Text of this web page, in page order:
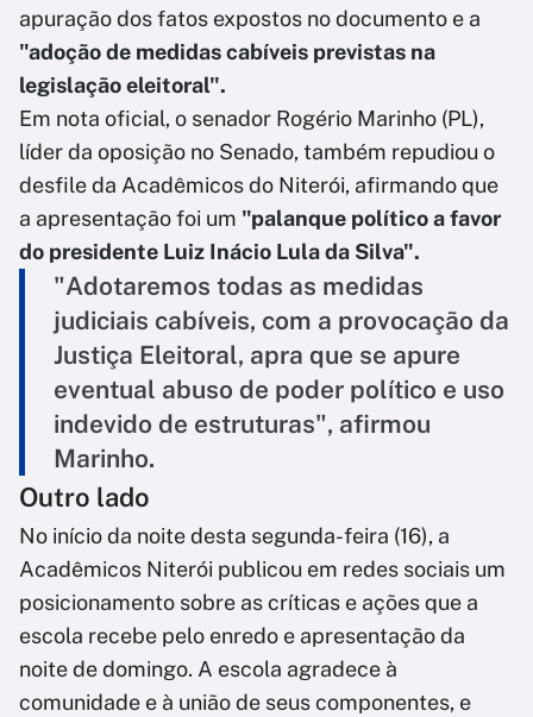
apuração dos fatos expostos no documento e a
"adoção de medidas cabíveis previstas na
legislação eleitoral".
Em nota oficial, o senador Rogério Marinho (PL),
líder da oposição no Senado, também repudiou o
desfile da Acadêmicos do Niterói, afirmando que
a apresentação foi um "palanque político a favor
do presidente Luiz Inácio Lula da Silva".
"Adotaremos todas as medidas
judiciais cabíveis, com a provocação da
Justiça Eleitoral, apra que se apure
eventual abuso de poder político e uso
indevido de estruturas", afirmou
Marinho.
Outro lado
No início da noite desta segunda-feira (16), a
Acadêmicos Niterói publicou em redes sociais um
posicionamento sobre as críticas e ações que a
escola recebe pelo enredo e apresentação da
noite de domingo. A escola agradece à
comunidade e à união de seus componentes, e